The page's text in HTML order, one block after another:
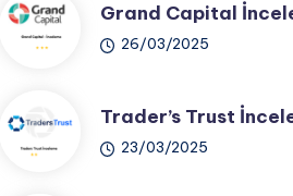
Grand Capital
26/03/2025
Trader’s Trust
23/03/2025